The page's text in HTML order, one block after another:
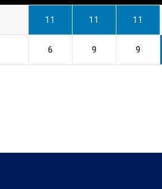
11 11 11
6 9 9